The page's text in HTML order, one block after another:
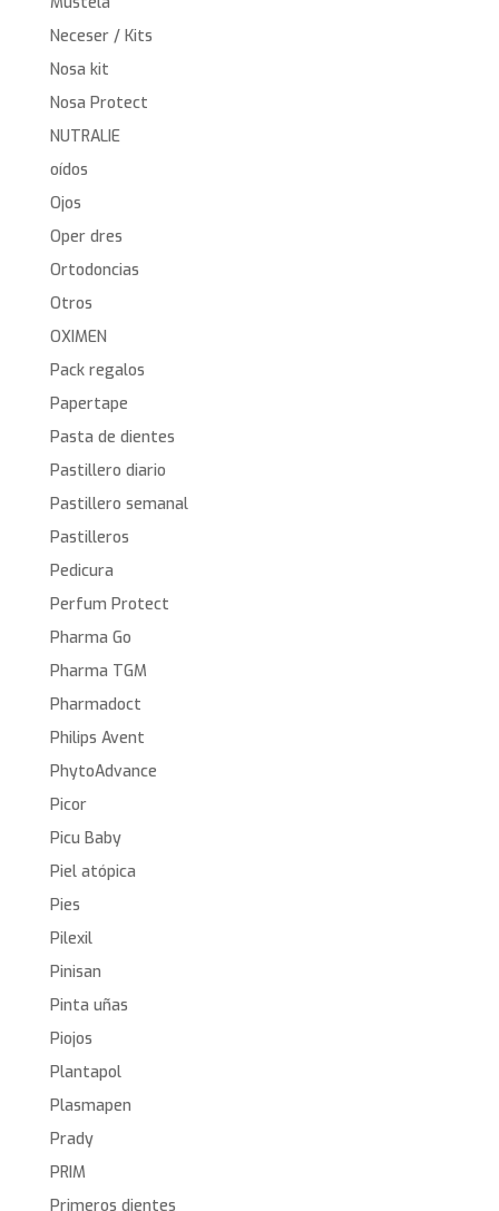
Neceser / Kits
Nosa kit
Nosa Protect
NUTRALIE
oídos
Ojos
Oper dres
Ortodoncias
Otros
OXIMEN
Pack regalos
Papertape
Pasta de dientes
Pastillero diario
Pastillero semanal
Pastilleros
Pedicura
Perfum Protect
Pharma Go
Pharma TGM
Pharmadoct
Philips Avent
PhytoAdvance
Picor
Picu Baby
Piel atópica
Pies
Pilexil
Pinisan
Pinta uñas
Piojos
Plantapol
Plasmapen
Prady
PRIM
Primeros dientes